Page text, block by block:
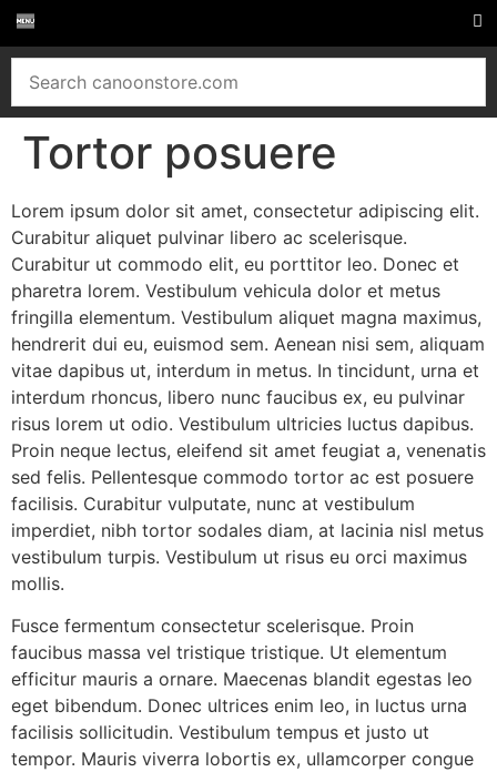
Tortor posuere
Lorem ipsum dolor sit amet, consectetur adipiscing elit.
Curabitur aliquet pulvinar libero ac scelerisque.
Curabitur ut commodo elit, eu porttitor leo. Donec et
pharetra lorem. Vestibulum vehicula dolor et metus
fringilla elementum. Vestibulum aliquet magna maximus,
hendrerit dui eu, euismod sem. Aenean nisi sem, aliquam
vitae dapibus ut, interdum in metus. In tincidunt, urna et
interdum rhoncus, libero nunc faucibus ex, eu pulvinar
risus lorem ut odio. Vestibulum ultricies luctus dapibus.
Proin neque lectus, eleifend sit amet feugiat a, venenatis
sed felis. Pellentesque commodo tortor ac est posuere
facilisis. Curabitur vulputate, nunc at vestibulum
imperdiet, nibh tortor sodales diam, at lacinia nisl metus
vestibulum turpis. Vestibulum ut risus eu orci maximus
mollis.
Fusce fermentum consectetur scelerisque. Proin
faucibus massa vel tristique tristique. Ut elementum
efficitur mauris a ornare. Maecenas blandit egestas leo
eget bibendum. Donec ultrices enim leo, in luctus urna
facilisis sollicitudin. Vestibulum tempus et justo ut
tempor. Mauris viverra lobortis ex, ullamcorper congue